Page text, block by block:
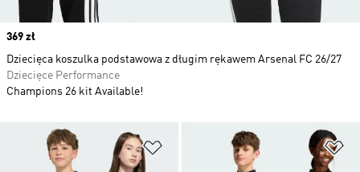
Dodaj do listy życzeń
Price
369 zł
Dziecięca koszulka podstawowa z długim rękawem Arsenal FC 26/27
Dziecięce Performance
Champions 26 kit Available!